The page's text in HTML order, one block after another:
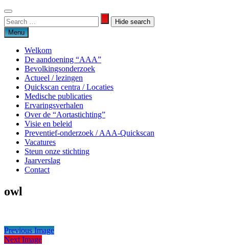
Skip
to
content
Search
for:
Search
Menu
Welkom
De aandoening “AAA”
Bevolkingsonderzoek
Actueel / lezingen
Quickscan centra / Locaties
Medische publicaties
Ervaringsverhalen
Over de “Aortastichting”
Visie en beleid
Preventief-onderzoek / AAA-Quickscan
Vacatures
Steun onze stichting
Jaarverslag
Contact
owl
Previous Image
Next Image